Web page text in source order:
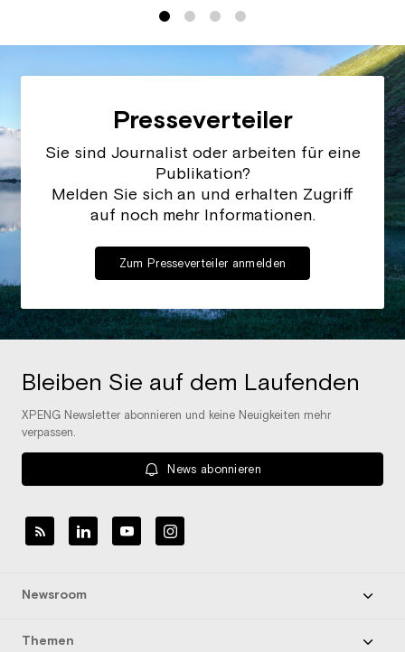
Presseverteiler
Sie sind Journalist oder arbeiten für eine
Publikation?
Melden Sie sich an und erhalten Zugriff
auf noch mehr Informationen.
Zum Presseverteiler anmelden
Bleiben Sie auf dem Laufenden
XPENG Newsletter abonnieren und keine Neuigkeiten mehr
verpassen.
News abonnieren
Newsroom
Themen